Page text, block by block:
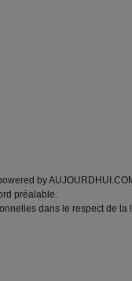
by
préalable.
dans le respect de